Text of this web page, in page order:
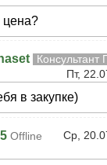
цена?
Консультант
Пт,
в закупке)
Offline Ср,